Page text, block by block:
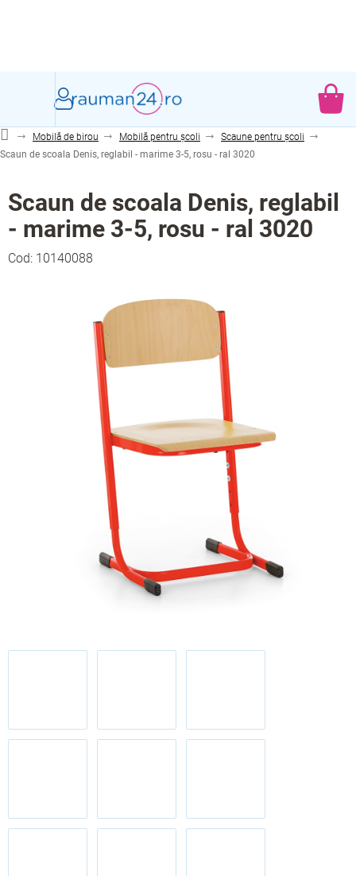
DE
Mobilă de birou Mobilă pentru școli
Scaune pentru școli
Scaun de scoala Denis, reglabil - marime 3-5, rosu - ral 3020
Scaun de scoala Denis, reglabil
- marime 3-5, rosu - ral 3020
Cod: 10140088